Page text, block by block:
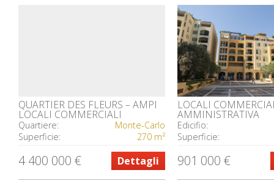
QUARTIER DES FLEURS – AMPI
LOCALI COMMERCIALI
Quartiere:
Monte-Carlo
Superficie:
270 m²
4 400 000 € Dettagli
LOCALI
AMMINISTRATIVA
Edicifio:
Superficie:
901 000 €